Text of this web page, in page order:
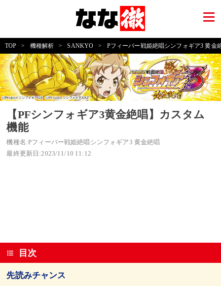
TOP > 機種解析 > SANKYO > Pフィーバー戦姫絶唱シンフォギア3 黄金
【PFシンフォギア3黄金絶唱】カスタム
機能
機種名:Pフィーバー戦姫絶唱シンフォギア3 黄金絶唱
最終更新日:2023/11/10 11:12
目次
先読みチャンス